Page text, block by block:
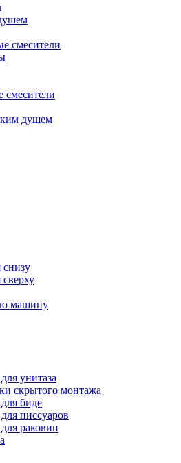
смесители
смесители
душем
снизу
машину
унитаза
скрытого монтажа
биде
писсуаров
раковин